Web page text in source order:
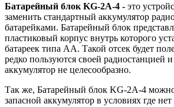
Батарейный блок KG-2A-4 - это
заменить стандартный аккумулятор
батарейками. Батарейный блок
пластиковый корпус внутрь которого
батареек типа АА. Такой отсек будет
редко пользуются своей радиостанцией
аккумулятор не целесообразно.
Так же, Батарейный блок KG-2A-4 можно
запасной аккумулятор в условиях где